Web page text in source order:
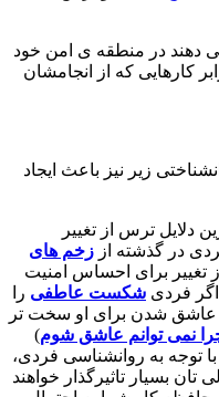
دهند در منطقه ی امن خود
کارهایی که از انجامشان
زیر نیز باعث ایجاد
دلایل ترس از تغییر
در گذشته از زخم های
تغییر برای احساس امنیت
فردی شکست عاطفی را
عاشق شدن برای او سخت تر
نمی توانم عاشق شوم)
با توجه به روانشناسی فردی،
بسیار تاثیرگذار خواهند